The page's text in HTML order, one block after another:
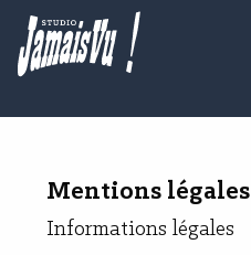
Skip
main
Mentions légales
Informations légales